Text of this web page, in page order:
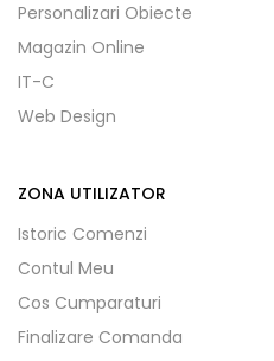
Personalizari Obiecte
Magazin Online
IT-C
Web Design
ZONA UTILIZATOR
Istoric Comenzi
Contul Meu
Cos Cumparaturi
Finalizare Comanda